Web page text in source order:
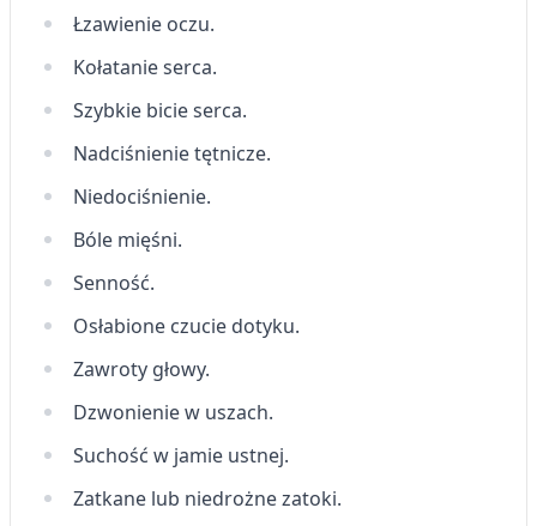
Łzawienie oczu.
Kołatanie serca.
Szybkie bicie serca.
Nadciśnienie tętnicze.
Niedociśnienie.
Bóle mięśni.
Senność.
Osłabione czucie dotyku.
Zawroty głowy.
Dzwonienie w uszach.
Suchość w jamie ustnej.
Zatkane lub niedrożne zatoki.
Pomiar efektywności treści
Rozumienie odbiorców dzięki statystyce lub
kombinacji danych z różnych źródeł
Rozwój i ulepszanie usług
Wykorzystywanie ograniczonych danych do
Użycie dokładnych danych
geolokalizacyjnych
Identyfikowanie urządzeń na podstawie
aktywnie żądanych informacji
Niezbędne
Wydajność (Performance)